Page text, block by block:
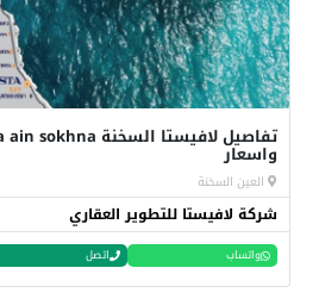
واسعار
العين السخنة
شركة لافيستا للتطوير العقاري
واتساب اتصل